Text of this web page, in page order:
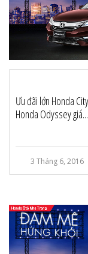
Ưu đãi lớn Honda
Honda Odyssey giá...
3 Tháng 6, 2016